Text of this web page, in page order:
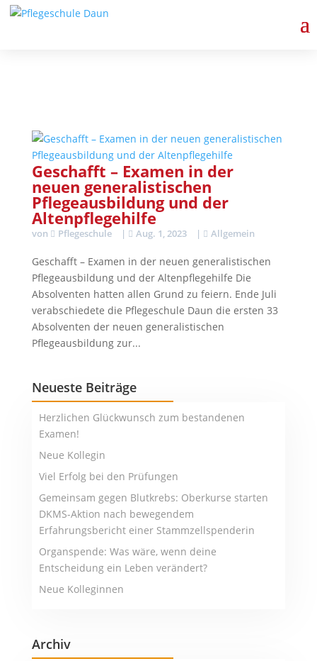
Schulcampus/moodle
Geschafft – Examen in der
neuen generalistischen
Pflegeausbildung und der
Altenpflegehilfe
von Pflegeschule | Aug. 1, 2023 | Allgemein
Geschafft – Examen in der neuen generalistischen
Pflegeausbildung und der Altenpflegehilfe Die
Absolventen hatten allen Grund zu feiern. Ende Juli
verabschiedete die Pflegeschule Daun die ersten 33
Absolventen der neuen generalistischen
Pflegeausbildung zur...
Neueste Beiträge
Herzlichen Glückwunsch zum bestandenen
Examen!
Neue Kollegin
Viel Erfolg bei den Prüfungen
Gemeinsam gegen Blutkrebs: Oberkurse starten
DKMS-Aktion nach bewegendem
Erfahrungsbericht einer Stammzellspenderin
Organspende: Was wäre, wenn deine
Entscheidung ein Leben verändert?
Neue Kolleginnen
Archiv